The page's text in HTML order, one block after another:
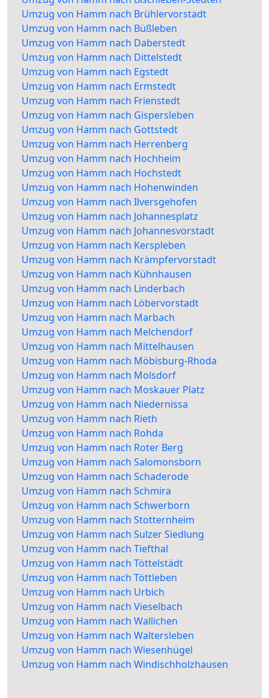
Umzug von Hamm nach Brühlervorstadt
Umzug von Hamm nach Büßleben
Umzug von Hamm nach Daberstedt
Umzug von Hamm nach Dittelstedt
Umzug von Hamm nach Egstedt
Umzug von Hamm nach Ermstedt
Umzug von Hamm nach Frienstedt
Umzug von Hamm nach Gispersleben
Umzug von Hamm nach Gottstedt
Umzug von Hamm nach Herrenberg
Umzug von Hamm nach Hochheim
Umzug von Hamm nach Hochstedt
Umzug von Hamm nach Hohenwinden
Umzug von Hamm nach Ilversgehofen
Umzug von Hamm nach Johannesplatz
Umzug von Hamm nach Johannesvorstadt
Umzug von Hamm nach Kerspleben
Umzug von Hamm nach Krämpfervorstadt
Umzug von Hamm nach Kühnhausen
Umzug von Hamm nach Linderbach
Umzug von Hamm nach Löbervorstadt
Umzug von Hamm nach Marbach
Umzug von Hamm nach Melchendorf
Umzug von Hamm nach Mittelhausen
Umzug von Hamm nach Möbisburg-Rhoda
Umzug von Hamm nach Molsdorf
Umzug von Hamm nach Moskauer Platz
Umzug von Hamm nach Niedernissa
Umzug von Hamm nach Rieth
Umzug von Hamm nach Rohda
Umzug von Hamm nach Roter Berg
Umzug von Hamm nach Salomonsborn
Umzug von Hamm nach Schaderode
Umzug von Hamm nach Schmira
Umzug von Hamm nach Schwerborn
Umzug von Hamm nach Stotternheim
Umzug von Hamm nach Sulzer Siedlung
Umzug von Hamm nach Tiefthal
Umzug von Hamm nach Töttelstädt
Umzug von Hamm nach Töttleben
Umzug von Hamm nach Urbich
Umzug von Hamm nach Vieselbach
Umzug von Hamm nach Wallichen
Umzug von Hamm nach Waltersleben
Umzug von Hamm nach Wiesenhügel
Umzug von Hamm nach Windischholzhausen